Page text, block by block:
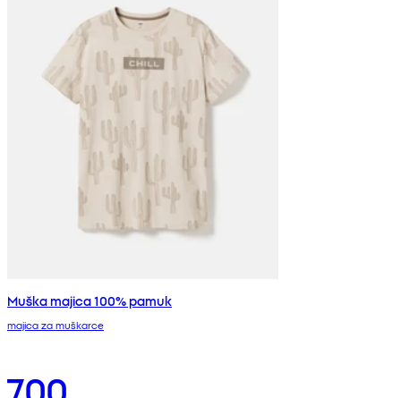
Muška majica 100% pamuk
majica za muškarce